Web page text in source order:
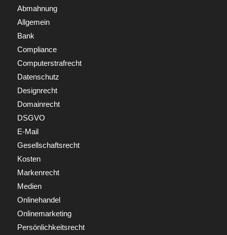
Abmahnung
Allgemein
Bank
Compliance
Computerstrafrecht
Datenschutz
Designrecht
Domainrecht
DSGVO
E-Mail
Gesellschaftsrecht
Kosten
Markenrecht
Medien
Onlinehandel
Onlinemarketing
Persönlichkeitsrecht